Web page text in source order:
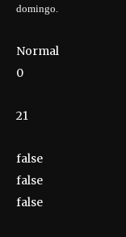
domingo.
Normal
0
21
false
false
false